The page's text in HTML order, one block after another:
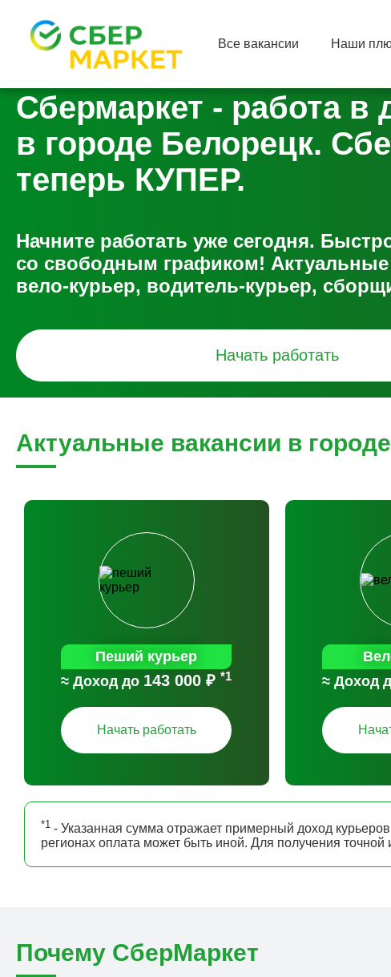
Все вакансии Наши
Сбермаркет - работа в
в городе Белорецк.
теперь КУПЕР.
Начните работать уже сегодня.
со свободным графиком! Актуальные
вело-курьер, водитель-курьер,
Начать работать
Актуальные вакансии в
Пеший курьер
≈ Доход до 143 000 ₽*1
Начать работать
≈ Доход
*1 - Указанная сумма отражает примерный доход
регионах оплата может быть иной. Для получения
Почему СберМаркет